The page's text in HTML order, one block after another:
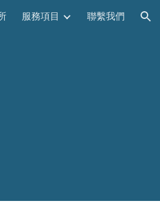
服務項目 聯繫我們